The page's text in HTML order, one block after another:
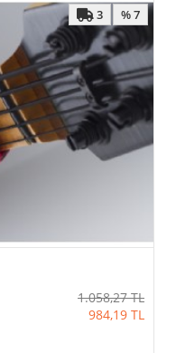
% 7
3
1.058,27 TL
984,19 TL